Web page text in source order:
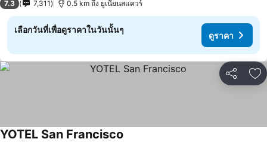
7.3 7,311 0.5 km ถึง ยูเนี่ยนสแควร์
เลือกวันที่เพื่อดูราคาในวันนั้นๆ
ดูราคา
แชร์ เ
YOTEL San Francisco